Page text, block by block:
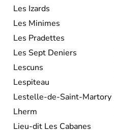
Les Izards
Les Minimes
Les Pradettes
Les Sept Deniers
Lescuns
Lespiteau
Lestelle-de-Saint-Martory
Lherm
Lieu-dit Les Cabanes